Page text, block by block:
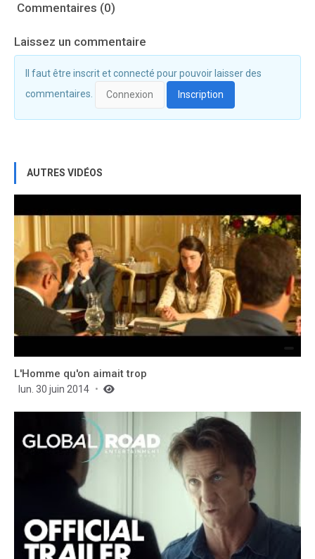
Commentaires (0)
Laissez un commentaire
Il faut être inscrit et connecté pour pouvoir laisser des
commentaires.
Connexion Inscription
AUTRES VIDÉOS
L'Homme qu'on aimait trop
lun. 30 juin 2014